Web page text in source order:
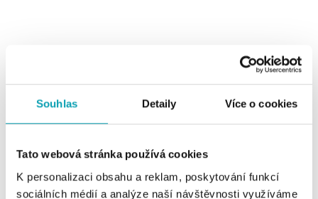
Souhlas Detaily Více o cookies
Tato webová stránka používá cookies
K personalizaci obsahu a reklam, poskytování funkcí
sociálních médií a analýze naší návštěvnosti využíváme
V katalógu nie sú žiadne produkty.